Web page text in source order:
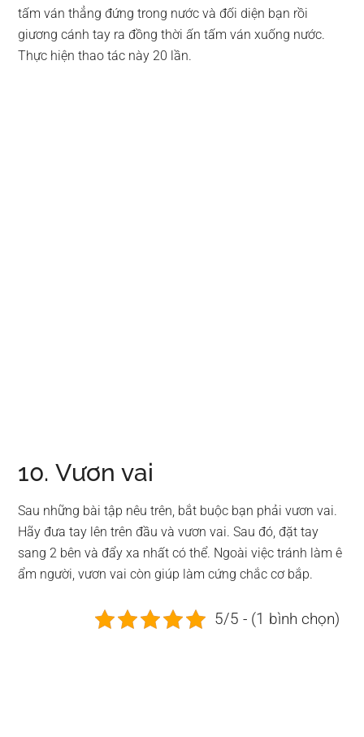
tấm ván thẳng đứng trong nước và đối diện bạn rồi
giương cánh tay ra đồng thời ấn tấm ván xuống nước.
Thực hiện thao tác này 20 lần.
10. Vươn vai
Sau những bài tập nêu trên, bắt buộc bạn phải vươn vai.
Hãy đưa tay lên trên đầu và vươn vai. Sau đó, đặt tay
sang 2 bên và đẩy xa nhất có thể. Ngoài việc tránh làm ê
ẩm người, vươn vai còn giúp làm cứng chắc cơ bắp.
5/5 - (1 bình chọn)